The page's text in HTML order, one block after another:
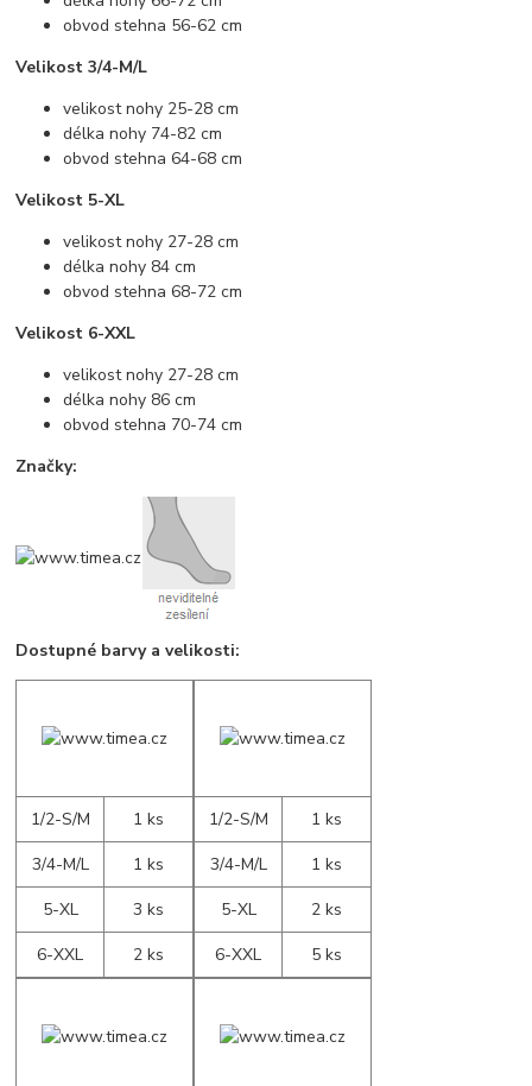
obvod stehna 56-62 cm
Velikost 3/4-M/L
velikost nohy 25-28 cm
délka nohy 74-82 cm
obvod stehna 64-68 cm
Velikost 5-XL
velikost nohy 27-28 cm
délka nohy 84 cm
obvod stehna 68-72 cm
Velikost 6-XXL
velikost nohy 27-28 cm
délka nohy 86 cm
obvod stehna 70-74 cm
Značky:
Dostupné barvy a velikosti:
1/2-S/M
1 ks
3/4-M/L
1 ks
5-XL
3 ks
6-XXL
2 ks
1/2-S/M
1 ks
3/4-M/L
1 ks
5-XL
2 ks
6-XXL
5 ks